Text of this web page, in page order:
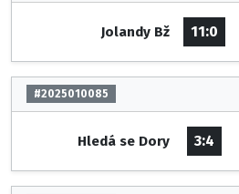
Jolandy Bž 11:0
#2025010085
Hledá se Dory 3:4